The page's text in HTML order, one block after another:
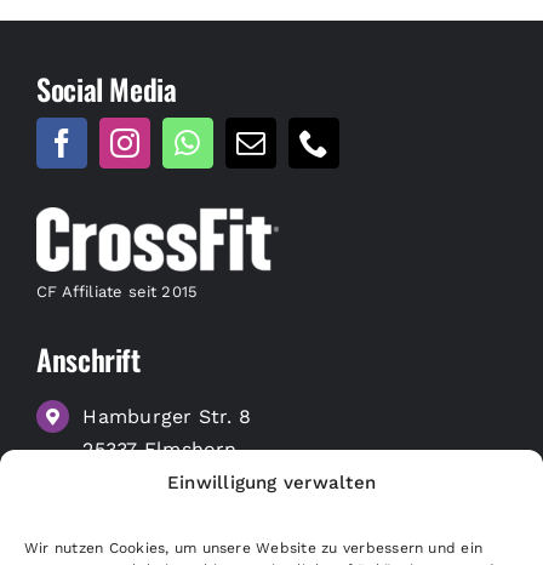
Einwilligung verwalten
Wir nutzen Cookies, um unsere Website zu verbessern und ein
Social Media
CF Affiliate seit 2015
Anschrift
Hamburger Str. 8
25337 Elmshorn